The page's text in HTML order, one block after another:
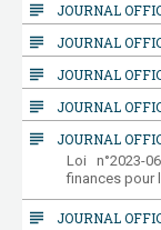
subject JOURNAL
subject JOURNAL
subject JOURNAL
subject JOURNAL
subject JOURNAL
Loi n°2023-
finances pour
subject JOURNAL